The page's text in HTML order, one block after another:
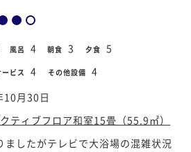
風呂 4 朝食 3 夕食 5
ビス 4 その他設備 4
10月30日
ティブフロア和室15畳（55.9㎡）
ましたがテレビで大浴場の混雑状況